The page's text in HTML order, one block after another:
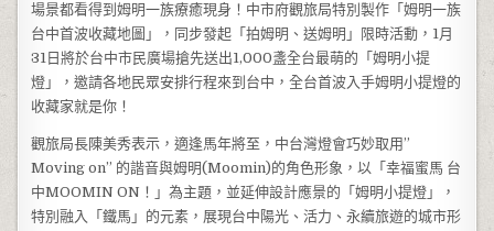
場景都看得到姆明一族療癒現身！中市府觀旅局特別製作「姆明一族
台中首波收藏地圖」，同步發起「拍姆明、送姆明」限時活動，1月
31日將於台中市民廣場搶先送出1,000盞全台最萌的「姆明小提
燈」，邀請各地民眾安排行程來到台中，全台首波入手姆明小提燈的
收藏家就是你！
觀旅局長陳美秀表示，適逢馬年將至，中台灣燈會巧妙取用”
Moving on” 的諧音與姆明(Moomin)的角色形象，以「幸福蜜馬 台
中MOOMIN ON！」為主題，並延伸設計應景的「姆明小提燈」，
特別融入「鐵馬」的元素，展現台中陽光、活力、永續旅遊的城市形